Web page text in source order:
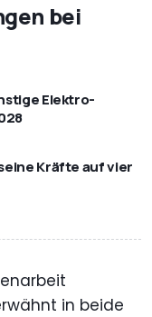
bei
Elektro-
Kräfte auf vier
in beide